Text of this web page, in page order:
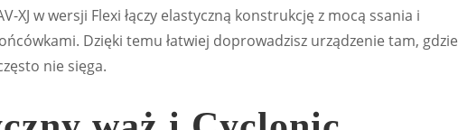
XJ w wersji Flexi łączy elastyczną konstrukcję z mocą ssania i
Dzięki temu łatwiej doprowadzisz urządzenie tam, gdzie
nie sięga.